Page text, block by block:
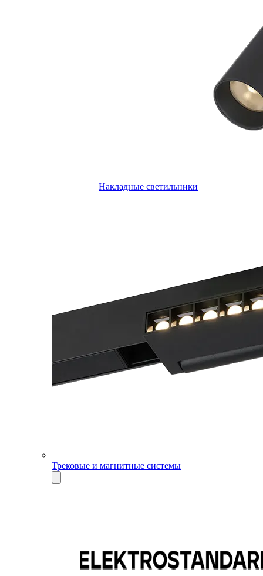
Накладные светильники
Трековые и магнитные системы